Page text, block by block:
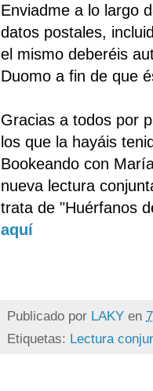
Enviadme a lo largo
datos postales,
el mismo deberéis
Duomo a fin de que
Gracias a todos por
los que la hayáis
Bookeando con
nueva lectura
trata de "Huérfanos
aquí
Publicado por LAKY en
Etiquetas: Lectura